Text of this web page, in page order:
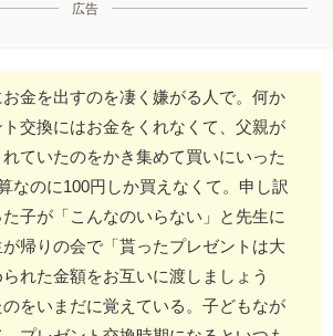
広告
お金を出すのを凄く嫌がる人で。何か
交換にはお金をくれなくて、父親が
ていたのをかき集めて買いにいった
なのに100円しか買えなくて。申し訳
子が「こんなのいらない」と先生に
帰りの会で「貰ったプレゼントは大
れた金額をお互いに渡しましょう
をいまだに覚えている。子どもなが